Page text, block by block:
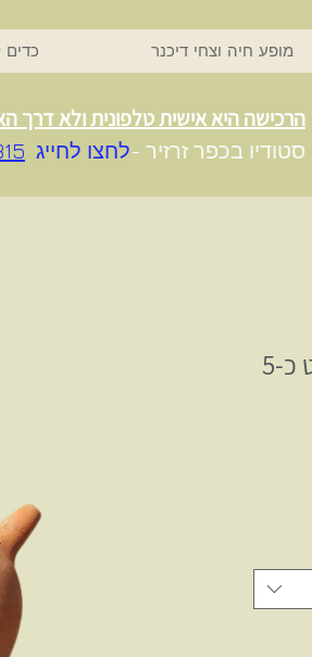
כדים מופע חיה וצחי דיכנר
הרכישה היא אישית טלפונית ולא דרך
סטודיו בכפר זרזיר -לחצו לחייג
כד דגם קלאסי סטאנדרט כ-5